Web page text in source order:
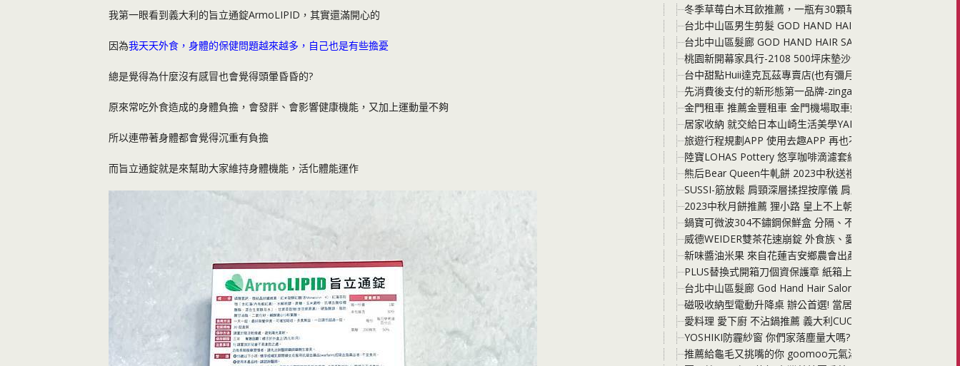
我第一眼看到義大利的旨立通錠ArmoLIPID，其實還滿開心的
因為我天天外食，身體的保健問題越來越多，自己也是有些擔憂
總是覺得為什麼沒有感冒也會覺得頭暈昏昏的?
原來常吃外食造成的身體負擔，會發胖、會影響健康機能，又加上運動量不夠
所以連帶著身體都會覺得沉重有負擔
而旨立通錠就是來幫助大家維持身體機能，活化體能運作
冬季草莓白木耳飲推薦，一瓶有30顆草莓精華！喝護家人的
台北中山區男生剪髮 GOD HAND HAIR SALON 2023秋冬男
台北中山區髮廊 GOD HAND HAIR SALON 2023秋冬髮色趨
桃園新開幕家具行-2108 500坪床墊沙發家具展示中心 選擇好
台中甜點Huii達克瓦茲專賣店(也有彌月蛋糕) 一間只做外帶、
先消費後支付的新形態第一品牌-zingala 銀角零卡，先享受後
金門租車 推薦金豐租車 金門機場取車好便利 汽機車都很新
居家收納 就交給日本山崎生活美學YAMAZAKI 日本百年居家
旅遊行程規劃APP 使用去趣APP 再也不需要用word複製貼上
陸寶LOHAS Pottery 悠享咖啡滴濾套組 一天中的美好時刻
熊后Bear Queen牛軋餅 2023中秋送禮 平日下午茶 給自己或
SUSSI-筋放鬆 肩頸深層揉捏按摩儀 肩腰背腿都好用 讓你真的
2023中秋月餅推薦 狸小路 皇上不上朝-流心月餅與綜合月餅
鍋寶可微波304不鏽鋼保鮮盒 分隔、不分隔都有，可以放微波
威德WEIDER雙茶花速崩錠 外食族、愛吃美食，不用忍! 分享
新味醬油米果 來自花蓮吉安鄉農會出產的天皇御用米「吉野1
PLUS替換式開箱刀個資保護章 紙箱上、廢棄文件甚至是小孩
台北中山區髮廊 God Hand Hair Salon 女生染髮 男生剪髮 不
磁吸收納型電動升降桌 辦公首選! 當居家辦公桌、兒童學習桌
愛料理 愛下廚 不沾鍋推薦 義大利CUOCO S3大寶鍋 鈦 高碳
YOSHIKI防霾紗窗 你們家落塵量大嗎? 建議更換成防霾紗網真
推薦給龜毛又挑嘴的你 goomoo元氣湯種貝果 早餐、下午茶